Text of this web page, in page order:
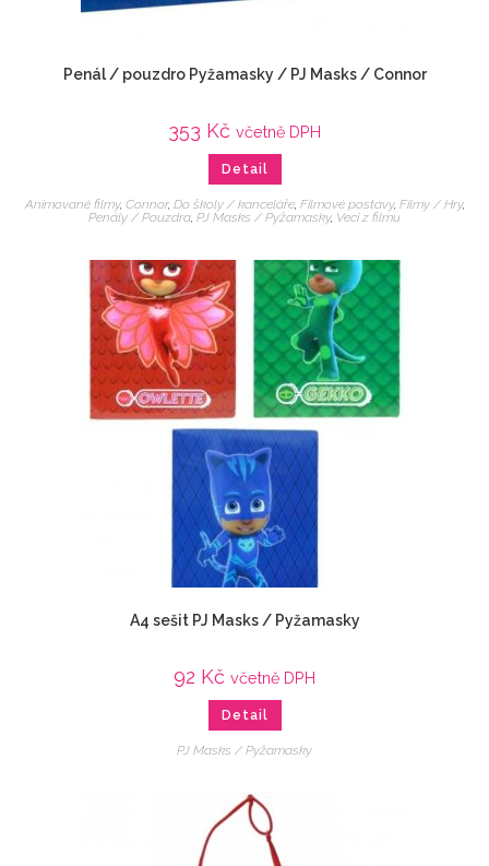
Penál / pouzdro Pyžamasky / PJ Masks / Connor
353 Kč včetně DPH
Detail
Animované filmy, Connor, Do školy / kanceláře, Filmové postavy, Filmy / Hry,
Penály / Pouzdra, PJ Masks / Pyžamasky, Veci z filmu
A4 sešit PJ Masks / Pyžamasky
92 Kč včetně DPH
Detail
PJ Masks / Pyžamasky